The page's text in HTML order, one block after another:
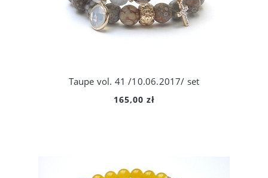
Taupe vol. 41 /10.06.2017/ set
165,00 zł